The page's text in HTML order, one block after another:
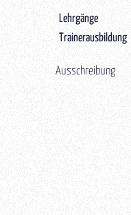
Lehrgänge
Trainerausbildung
Ausschreibung